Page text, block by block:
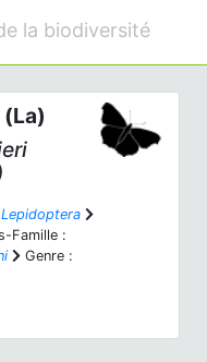
la biodiversité
Lepidoptera
Famille :
Genre :